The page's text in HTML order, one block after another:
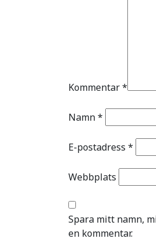
Kommentar*
Namn*
E-postadress *
Webbplats
Spara mitt namn,
en kommentar.